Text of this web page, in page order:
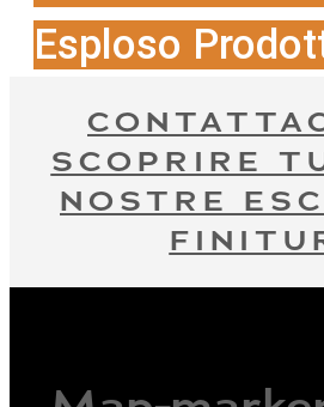
Esploso
SCOPRIRE
NOSTRE